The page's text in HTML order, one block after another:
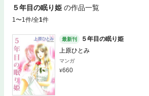
５年目の眠り姫 の作品一覧
1〜1件/全1件
最新刊
５年目の眠り姫
上原ひとみ
マンガ
660